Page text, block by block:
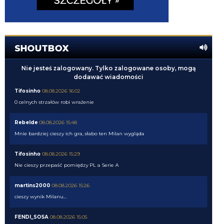
SHOUTBOX
Nie jesteś zalogowany. Tylko zalogowane osoby, mogą
dodawać wiadomości
Tifosinho 08.08.2026 16:02
0 celnych strzałów robi wrażenie
Rebelde 08.08.2026 15:48
Mnie bardziej cieszy ich gra, słabo ten Milan wygląda
Tifosinho 08.08.2026 15:29
Nie cieszy przepaść pomiędzy PL a Serie A
martins2000 08.08.2026 15:26
cieszy wynik Milanu...
FENDI_SOSA 08.08.2026 15:05